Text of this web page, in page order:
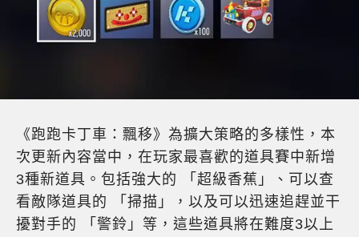
《跑跑卡丁車：飄移》為擴大策略的多樣性，本
次更新內容當中，在玩家最喜歡的道具賽中新增
3種新道具。包括強大的 「超級香蕉」、可以查
看敵隊道具的 「掃描」，以及可以迅速追趕並干
擾對手的 「警鈴」等，這些道具將在難度3以上